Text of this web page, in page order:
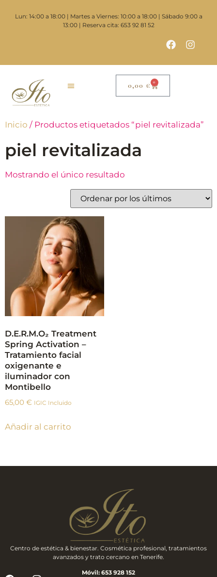
Lun: 14:00 a 18:00 | Martes a Viernes: 10:00 a 18:00 | Sábado 9:00 a
13:00 | Reserva cita: 653 92 81 52
0,00 € 0
Inicio / Productos etiquetados “piel revitalizada”
piel revitalizada
Mostrando el único resultado
D.E.R.M.O₂ Treatment
Spring Activation –
Tratamiento facial
oxigenante e
iluminador con
Montibello
65,00 € IGIC Incluido
Añadir al carrito
Centro de estética & bienestar. Cosmética profesional, tratamientos
avanzados y trato cercano en Tenerife.
Móvil: 653 928 152